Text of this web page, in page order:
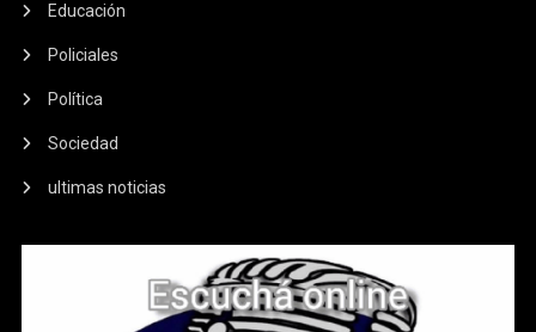
Educación
Policiales
Política
Sociedad
ultimas noticias